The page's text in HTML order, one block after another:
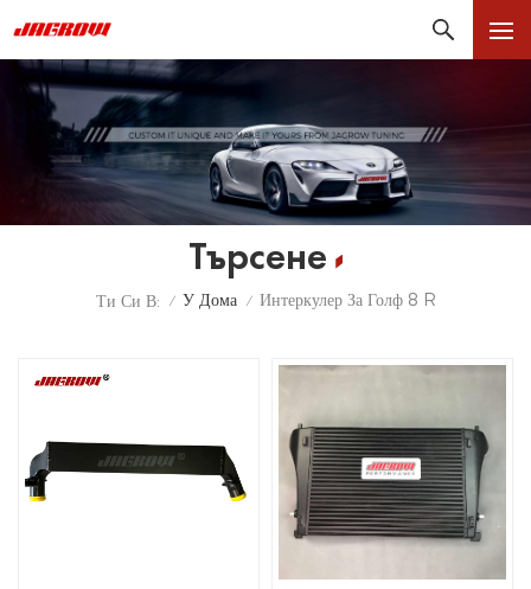
Търсене
Ти Си В: / У Дома / Интеркулер За Голф 8 R